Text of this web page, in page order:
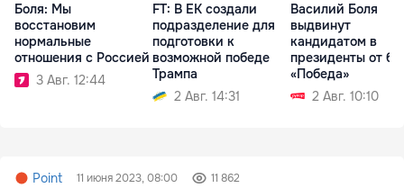
Боля: Мы
восстановим
нормальные
отношения с Россией
3 Авг. 12:44
FT: В ЕК создали
подразделение для
подготовки к
возможной победе
Трампа
2 Авг. 14:31
Василий Боля
выдвинут
кандидатом в
президенты от
«Победа»
2 Авг. 10:10
Point 11 июня 2023, 08:00 11 862